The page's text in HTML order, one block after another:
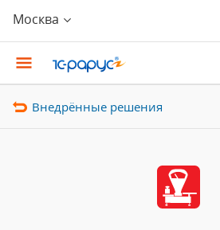
Москва
Внедрённые решения